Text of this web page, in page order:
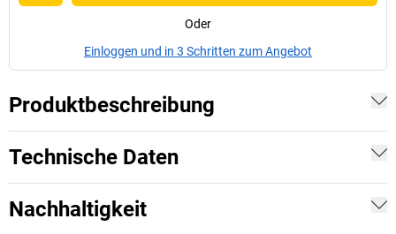
Oder
Einloggen und in 3 Schritten zum Angebot
Produktbeschreibung
Technische Daten
Nachhaltigkeit